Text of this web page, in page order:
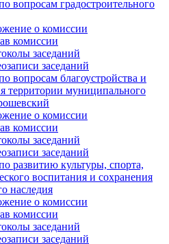
вопросам градостроительного
о комиссии
комиссии
заседаний
заседаний
вопросам благоустройства и
территории муниципального
о комиссии
комиссии
заседаний
заседаний
развитию культуры, спорта,
воспитания и сохранения
наследия
о комиссии
комиссии
заседаний
заседаний